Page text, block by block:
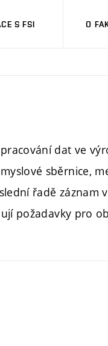
S FSI O
dat ve
sběrnice,
řadě záznam
požadavky pro